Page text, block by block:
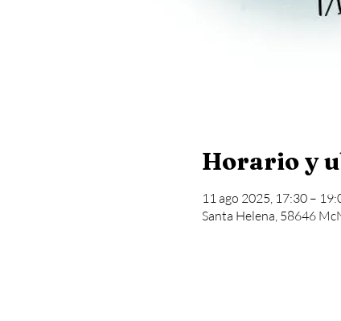
Horario y
11 ago 2025, 17:30 –
Santa Helena, 58646